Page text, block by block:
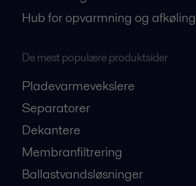
Hub for opvarmning og afkøling
De mest populære produktsider
Pladevarmevekslere
Separatorer
Dekantere
Membranfiltrering
Ballastvandsløsninger